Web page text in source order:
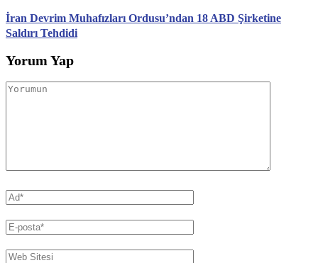
İran Devrim Muhafızları Ordusu’ndan 18 ABD Şirketine
Saldırı Tehdidi
Yorum Yap